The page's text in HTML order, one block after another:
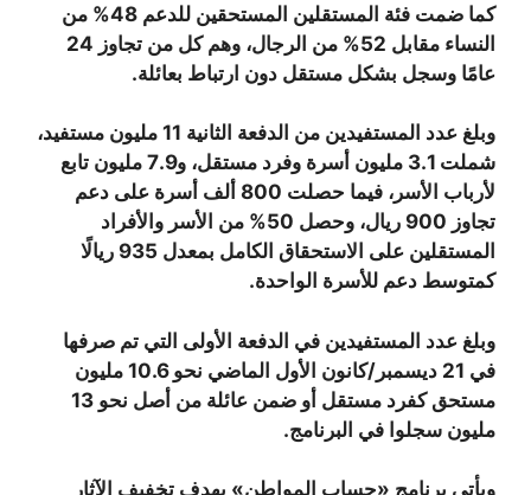
كما ضمت فئة المستقلين المستحقين للدعم 48% من
النساء مقابل 52% من الرجال، وهم كل من تجاوز 24
عامًا وسجل بشكل مستقل دون ارتباط بعائلة.
وبلغ عدد المستفيدين من الدفعة الثانية 11 مليون مستفيد،
شملت 3.1 مليون أسرة وفرد مستقل، و7.9 مليون تابع
لأرباب الأسر، فيما حصلت 800 ألف أسرة على دعم
تجاوز 900 ريال، وحصل 50% من الأسر والأفراد
المستقلين على الاستحقاق الكامل بمعدل 935 ريالًا
كمتوسط دعم للأسرة الواحدة.
وبلغ عدد المستفيدين في الدفعة الأولى التي تم صرفها
في 21 ديسمبر/كانون الأول الماضي نحو 10.6 مليون
مستحق كفرد مستقل أو ضمن عائلة من أصل نحو 13
مليون سجلوا في البرنامج.
ويأتي برنامج «حساب المواطن» بهدف تخفيف الآثار